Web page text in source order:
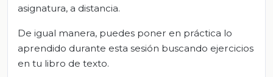
asignatura, a distancia.
De igual manera, puedes poner en práctica lo
aprendido durante esta sesión buscando ejercicios
en tu libro de texto.